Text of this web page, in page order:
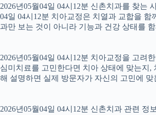
2026년05월04일 04시12분 신촌치과를 찾는
04일 04시12분 치아교정은 치열과 교합을
과만 보는 것이 아니라 기능과 건강 상태를
2026년05월04일 04시12분 치아교정을 고려
심미치료를 고민한다면 치아 상태에 맞는지,
해 설명하면 실제 방문자가 자신의 고민에 맞
2026년05월04일 04시12분 신촌치과 관련 정